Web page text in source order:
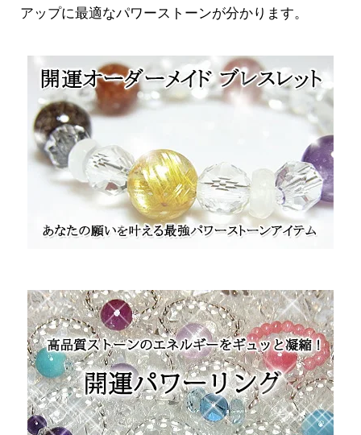
アップに最適なパワーストーンが分かります。